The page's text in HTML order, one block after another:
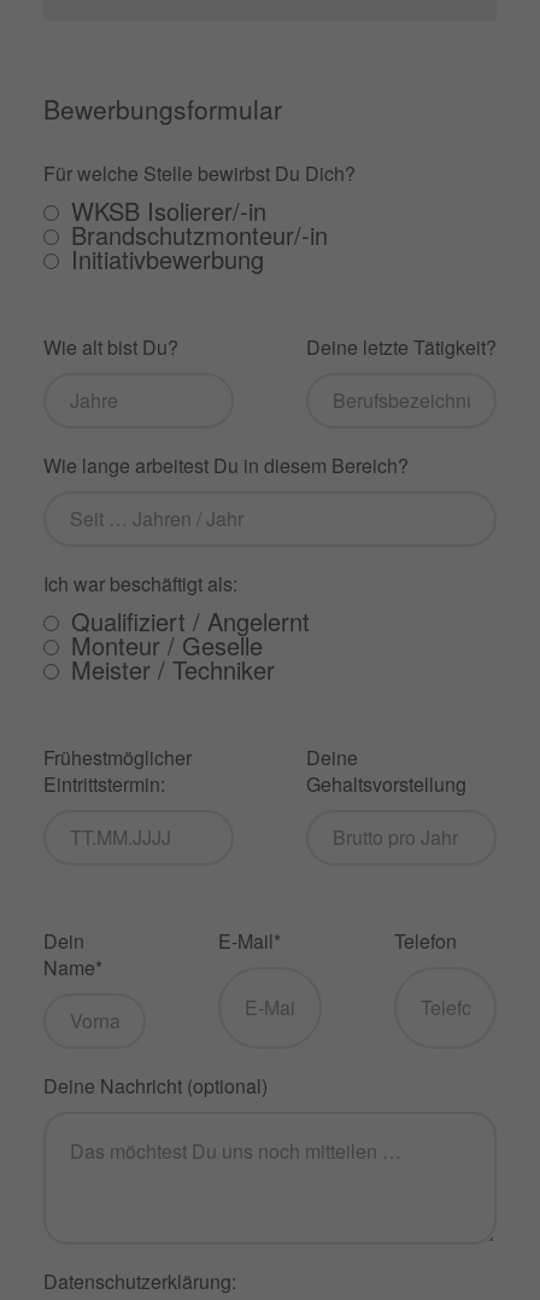
Bewerbungsformular
Für welche Stelle bewirbst Du Dich?
WKSB Isolierer/-in
Brandschutzmonteur/-in
Initiativbewerbung
Wie alt bist Du? Deine letzte Tätigkeit?
Wie lange arbeitest Du in diesem Bereich?
Ich war beschäftigt als:
Qualifiziert / Angelernt
Monteur / Geselle
Meister / Techniker
Frühestmöglicher
Eintrittstermin:
Deine
Gehaltsvorstellung
Dein
Name*
E-Mail* Telefon
Deine Nachricht (optional)
Datenschutzerklärung: